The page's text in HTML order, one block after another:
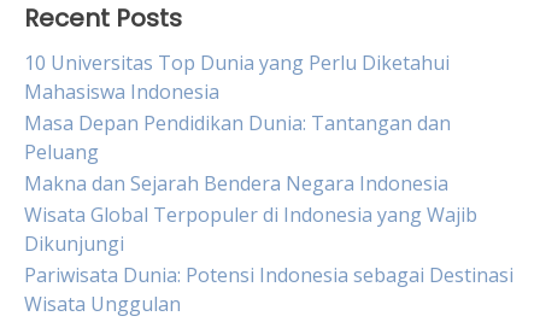
Recent Posts
10 Universitas Top Dunia yang Perlu Diketahui
Mahasiswa Indonesia
Masa Depan Pendidikan Dunia: Tantangan dan
Peluang
Makna dan Sejarah Bendera Negara Indonesia
Wisata Global Terpopuler di Indonesia yang Wajib
Dikunjungi
Pariwisata Dunia: Potensi Indonesia sebagai Destinasi
Wisata Unggulan